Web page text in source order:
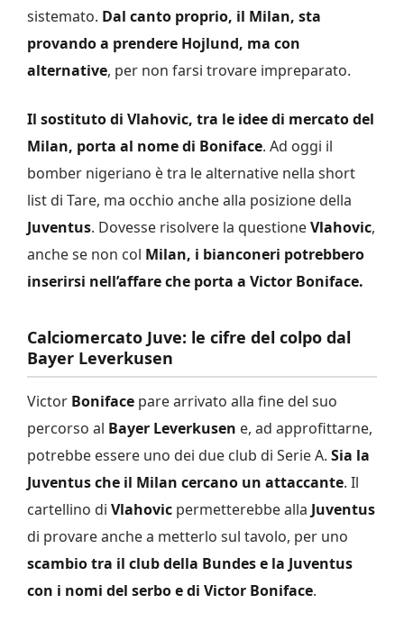
sistemato. Dal canto proprio, il Milan, sta
provando a prendere Hojlund, ma con
alternative, per non farsi trovare impreparato.
Il sostituto di Vlahovic, tra le idee di mercato del
Milan, porta al nome di Boniface. Ad oggi il
bomber nigeriano è tra le alternative nella short
list di Tare, ma occhio anche alla posizione della
Juventus. Dovesse risolvere la questioneVlahovic,
anche se non col Milan, i bianconeri potrebbero
inserirsi nell’affare che porta a Victor Boniface.
Calciomercato Juve: le cifre del colpo dal
Bayer Leverkusen
Victor Boniface pare arrivato alla fine del suo
percorso al Bayer Leverkusen e, ad approfittarne,
potrebbe essere uno dei due club di Serie A. Sia la
Juventus che il Milan cercano un attaccante. Il
cartellino di Vlahovic permetterebbe alla Juventus
di provare anche a metterlo sul tavolo, per uno
scambio tra il club della Bundes e la Juventus
con i nomi del serbo e di Victor Boniface.